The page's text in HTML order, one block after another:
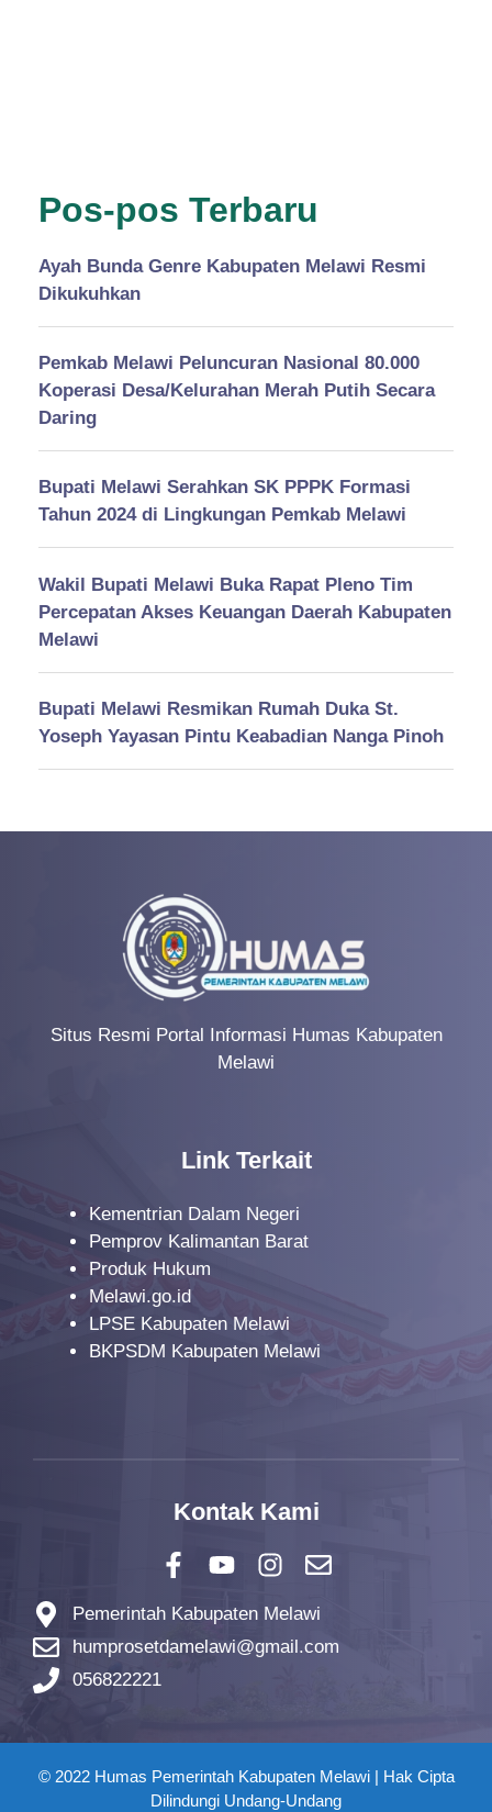
Pos-pos Terbaru
Ayah Bunda Genre Kabupaten Melawi Resmi
Dikukuhkan
Pemkab Melawi Peluncuran Nasional 80.000
Koperasi Desa/Kelurahan Merah Putih Secara
Daring
Bupati Melawi Serahkan SK PPPK Formasi
Tahun 2024 di Lingkungan Pemkab Melawi
Wakil Bupati Melawi Buka Rapat Pleno Tim
Percepatan Akses Keuangan Daerah Kabupaten
Melawi
Bupati Melawi Resmikan Rumah Duka St.
Yoseph Yayasan Pintu Keabadian Nanga Pinoh
Situs Resmi Portal Informasi Humas Kabupaten
Melawi
Link Terkait
Kementrian Dalam Negeri
Pemprov Kalimantan Barat
Produk Hukum
Melawi.go.id
LPSE Kabupaten Melawi
BKPSDM Kabupaten Melawi
Kontak Kami
Pemerintah Kabupaten Melawi
humprosetdamelawi@gmail.com
056822221
© 2022 Humas Pemerintah Kabupaten Melawi | Hak Cipta
Dilindungi Undang-Undang